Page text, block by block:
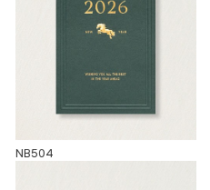
NB504